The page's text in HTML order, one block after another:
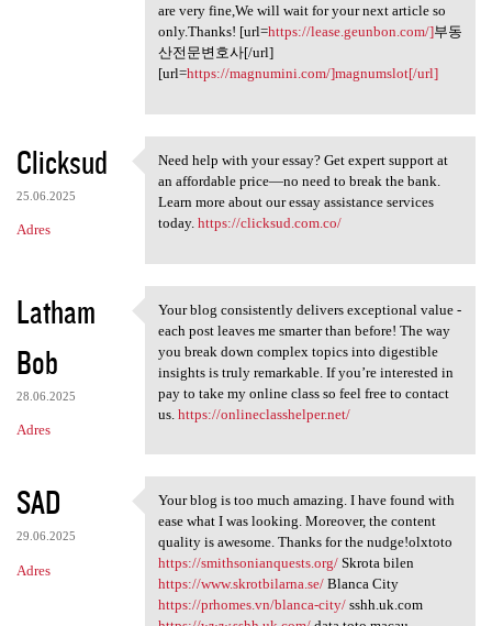
are very fine,We will wait for your next article so
only.Thanks! [url=https://lease.geunbon.com/]부동
산전문변호사[/url]
[url=https://magnumini.com/]magnumslot[/url]
Clicksud
25.06.2025
Adres
Need help with your essay?
Need help with your essay? Get expert support at
an affordable price—no need to break the bank.
Learn more about our essay assistance services
today. https://clicksud.com.co/
Latham
Bob
28.06.2025
Adres
Your blog consistently
Your blog consistently delivers exceptional value -
each post leaves me smarter than before! The way
you break down complex topics into digestible
insights is truly remarkable. If you’re interested in
pay to take my online class so feel free to contact
us. https://onlineclasshelper.net/
SAD
29.06.2025
Adres
Your blog is too much amazing
Your blog is too much amazing. I have found with
ease what I was looking. Moreover, the content
quality is awesome. Thanks for the nudge!olxtoto
https://smithsonianquests.org/Skrota bilen
https://www.skrotbilarna.se/Blanca City
https://prhomes.vn/blanca-city/sshh.uk.com